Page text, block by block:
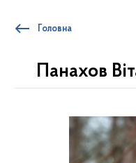
Головна
Панахов